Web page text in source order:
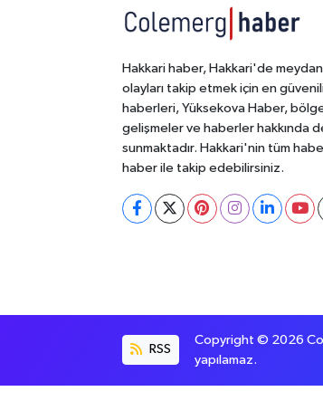
Hakkari haber, Hakkari'de
olayları takip etmek için en
haberleri, Yüksekova Haber,
gelişmeler ve haberler hakkında
sunmaktadır. Hakkari'nin tüm
haber ile takip edebilirsiniz.
RSS
Copyright © 2026
yapılamaz.